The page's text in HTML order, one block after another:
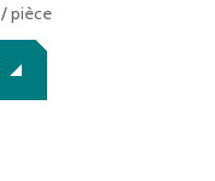
/ pièce